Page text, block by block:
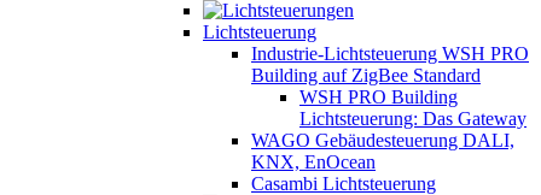
Lichtsteuerung
Industrie-Lichtsteuerung WSH PRO
Building auf ZigBee Standard
WSH PRO Building
Lichtsteuerung: Das Gateway
WAGO Gebäudesteuerung DALI,
KNX, EnOcean
Casambi Lichtsteuerung